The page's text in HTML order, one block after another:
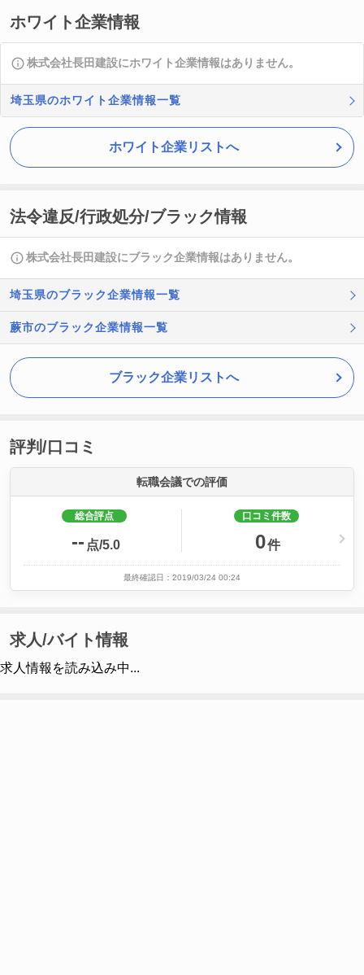
ホワイト企業情報
株式会社長田建設にホワイト企業情報はありません。
埼玉県のホワイト企業情報一覧
ホワイト企業リストへ
法令違反/行政処分/ブラック情報
株式会社長田建設にブラック企業情報はありません。
埼玉県のブラック企業情報一覧
蕨市のブラック企業情報一覧
ブラック企業リストへ
評判/口コミ
転職会議での評価
総合評点
-- 点/5.0
口コミ件数
0件
最終確認日：2019/03/24 00:24
求人/バイト情報
求人情報を読み込み中...